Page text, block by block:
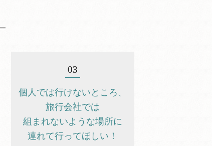
03
個人では行けないところ、
旅行会社では
組まれないような場所に
連れて行ってほしい！